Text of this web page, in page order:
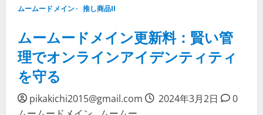
ン
ア
ン
ィ
テ
る
に
メ
イ
新：
な
た
ラ
イ
ムームードメイン 推し商品II
ムームードメイン更新料：賢い管
理でオンラインアイデンティティ
を守る
pikakichi2015@gmail.com 2024年3月2日
0